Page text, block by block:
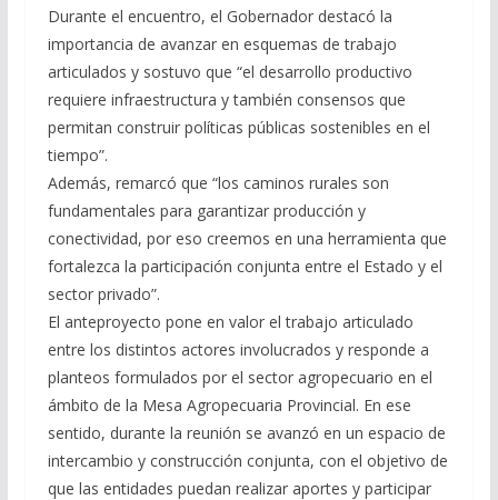
Durante el encuentro, el Gobernador destacó la
importancia de avanzar en esquemas de trabajo
articulados y sostuvo que “el desarrollo productivo
requiere infraestructura y también consensos que
permitan construir políticas públicas sostenibles en el
tiempo”.
Además, remarcó que “los caminos rurales son
fundamentales para garantizar producción y
conectividad, por eso creemos en una herramienta que
fortalezca la participación conjunta entre el Estado y el
sector privado”.
El anteproyecto pone en valor el trabajo articulado
entre los distintos actores involucrados y responde a
planteos formulados por el sector agropecuario en el
ámbito de la Mesa Agropecuaria Provincial. En ese
sentido, durante la reunión se avanzó en un espacio de
intercambio y construcción conjunta, con el objetivo de
que las entidades puedan realizar aportes y participar